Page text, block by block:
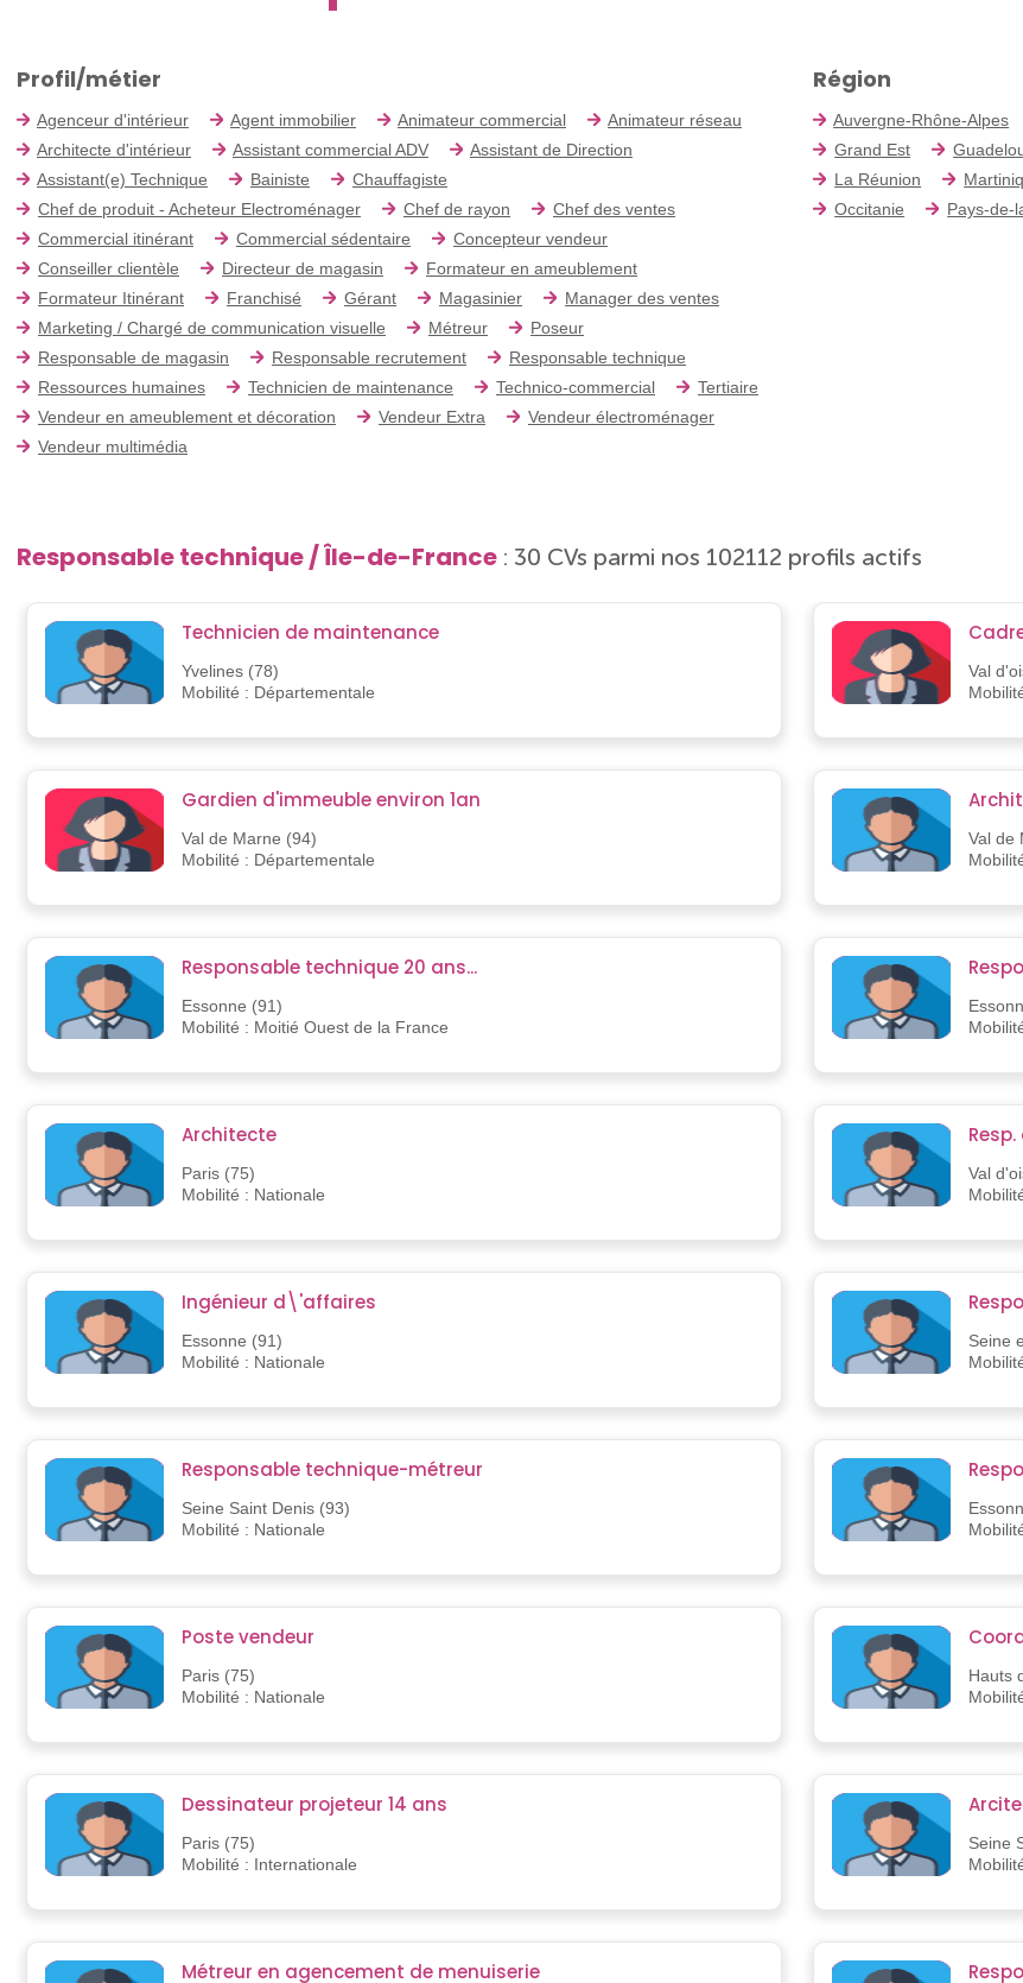
Profil/métier
Agenceur d'intérieur Agent immobilier Animateur commercial
Animateur réseau
Architecte d'intérieur
Assistant commercial ADV
Assistant de Direction
Assistant(e) Technique
Bainiste
Chauffagiste
Chef de produit - Acheteur Electroménager
Chef de rayon
Chef des ventes
Commercial itinérant
Commercial sédentaire
Concepteur vendeur
Conseiller clientèle
Directeur de magasin
Formateur en ameublement
Formateur Itinérant
Franchisé Gérant Magasinier
Manager des ventes
Marketing / Chargé de communication visuelle
Métreur
Poseur
Responsable de magasin
Responsable recrutement
Responsable technique
Ressources humaines
Technicien de maintenance Technico-commercial
Tertiaire
Vendeur en ameublement et décoration
Vendeur Extra
Vendeur électroménager
Vendeur multimédia
Région
Auvergne-Rhône-Alpes
Grand Est
La Réunion
Occitanie
Pays-de-
Responsable technique / Île-de-France : 30 CVs parmi nos 102112 profils actifs
Technicien de maintenance
Yvelines (78)
Mobilité : Départementale
Val
Gardien d'immeuble environ 1an
Val de Marne (94)
Mobilité : Départementale
Val de
Responsable technique 20 ans...
Essonne (91)
Mobilité : Moitié Ouest de la France
Architecte
Paris (75)
Mobilité : Nationale
Val
Ingénieur d\'affaires
Essonne (91)
Mobilité : Nationale
Seine
Responsable technique-métreur
Seine Saint Denis (93)
Mobilité : Nationale
Poste vendeur
Paris (75)
Mobilité : Nationale
Hauts
Dessinateur projeteur 14 ans
Paris (75)
Mobilité : Internationale
Seine
Métreur en agencement de menuiserie